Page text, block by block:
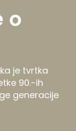
o
je tvrtka
90.-ih
generacije